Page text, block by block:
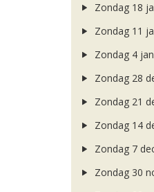
Zondag 18
Zondag 11
Zondag 4
Zondag 28
Zondag 21
Zondag 14
Zondag 7
Zondag 30